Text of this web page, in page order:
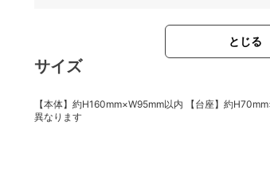
とじる
サイズ
【本体】約H160mm×W95mm以内 【台座】約
異なります